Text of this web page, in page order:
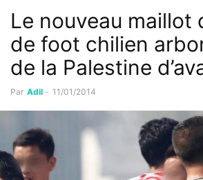
Le nouveau maillot
de foot chilien
de la Palestine
Par Adil - 11/01/2014